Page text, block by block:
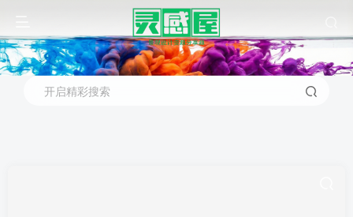
开启精彩搜索